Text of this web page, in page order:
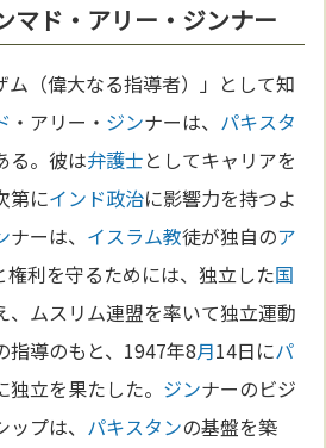
マド・アリー・ジンナー
ム（偉大なる指導者）」として知
・アリー・ ジンナーは、 パキスタ
る。彼は弁護士としてキャリアを
第にインド政治に影響力を持つよ
ナーは、 イスラム教徒が独自のア
権利を守るためには、独立した国
、ムスリム連盟を率いて独立運動
指導のもと、1947年8月14日にパ
独立を果たした。 ジンナーのビジ
プは、 パキスタンの基盤を築